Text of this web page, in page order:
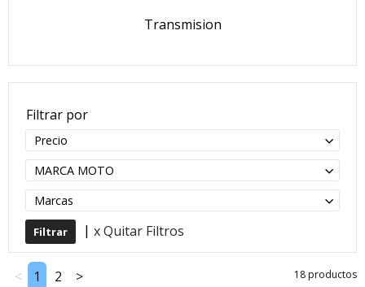
Transmision
Filtrar por
Precio
MARCA MOTO
Marcas
| x Quitar Filtros
< 1 2 > 18 productos